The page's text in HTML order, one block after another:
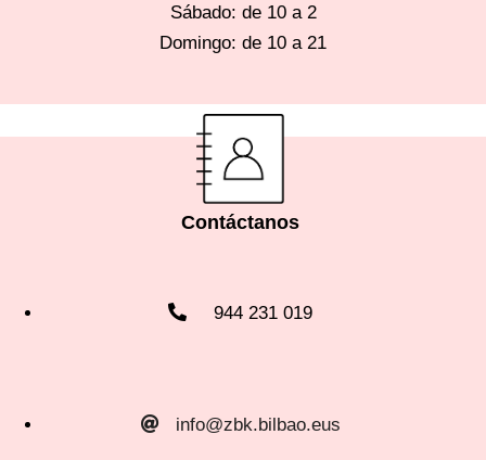
Sábado: de 10 a 2
Domingo: de 10 a 21
Contáctanos
944 231 019
info@zbk.bilbao.eus